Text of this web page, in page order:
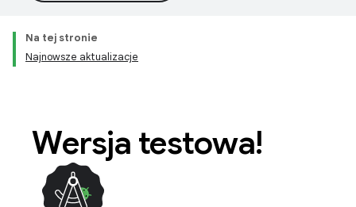
Na tej stronie
Najnowsze aktualizacje
Wersja testowa!